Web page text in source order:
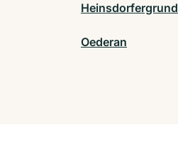
Heinsdorfergrund
Oederan